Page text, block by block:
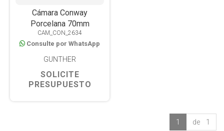
Cámara Conway
Porcelana 70mm
CAM_CON_2634
Consulte por WhatsApp
GUNTHER
SOLICITE
PRESUPUESTO
1 de 1